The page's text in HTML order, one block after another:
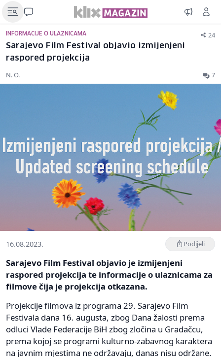
INFORMACIJE O ULAZNICAMA 24
Sarajevo Film Festival objavio izmijenjeni
raspored projekcija
N. O. 7
16.08.2023. Podijeli
Sarajevo Film Festival objavio je izmijenjeni
raspored projekcija te informacije o ulaznicama za
filmove čija je projekcija otkazana.
Projekcije filmova iz programa 29. Sarajevo Film
Festivala dana 16. augusta, zbog Dana žalosti prema
odluci Vlade Federacije BiH zbog zločina u Gradačcu,
prema kojoj se programi kulturno-zabavnog karaktera
na javnim mjestima ne održavaju, danas nisu održane.